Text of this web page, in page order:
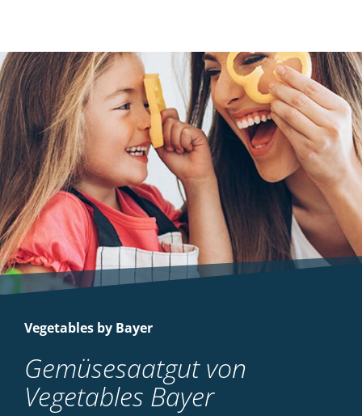
Vegetables by Bayer
Gemüsesaatgut von
Vegetables Bayer